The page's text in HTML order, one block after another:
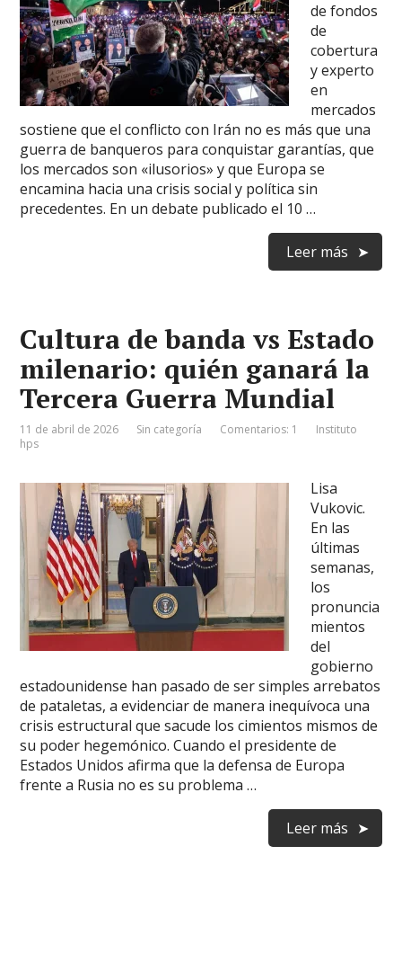
de fondos
de
cobertura
y experto
en
mercados
sostiene que el conflicto con Irán no es más que una
guerra de banqueros para conquistar garantías, que
los mercados son «ilusorios» y que Europa se
encamina hacia una crisis social y política sin
precedentes. En un debate publicado el 10 …
Leer más
Cultura de banda vs Estado
milenario: quién ganará la
Tercera Guerra Mundial
11 de abril de 2026 Sin categoría Comentarios: 1
Instituto
hps
Lisa
Vukovic.
En las
últimas
semanas,
los
pronuncia
mientos
del
gobierno
estadounidense han pasado de ser simples arrebatos
de pataletas, a evidenciar de manera inequívoca una
crisis estructural que sacude los cimientos mismos de
su poder hegemónico. Cuando el presidente de
Estados Unidos afirma que la defensa de Europa
frente a Rusia no es su problema …
Leer más